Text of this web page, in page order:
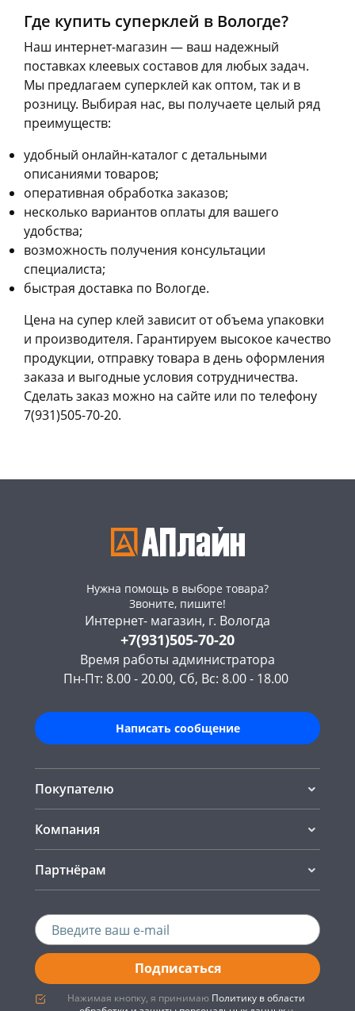
Где купить суперклей в Вологде?
Наш интернет-магазин — ваш надежный
поставках клеевых составов для любых задач.
Мы предлагаем суперклей как оптом, так и в
розницу. Выбирая нас, вы получаете целый ряд
преимуществ:
удобный онлайн‑каталог с детальными
описаниями товаров;
оперативная обработка заказов;
несколько вариантов оплаты для вашего
удобства;
возможность получения консультации
специалиста;
быстрая доставка по Вологде.
Цена на супер клей зависит от объема упаковки
и производителя. Гарантируем высокое качество
продукции, отправку товара в день оформления
заказа и выгодные условия сотрудничества.
Сделать заказ можно на сайте или по телефону
7(931)505-70-20.
Нужна помощь в выборе товара?
Звоните, пишите!
Интернет- магазин, г. Вологда
+7(931)505-70-20
Время работы администратора
Пн-Пт: 8.00 - 20.00, Сб, Вс: 8.00 - 18.00
Написать сообщение
Покупателю
Компания
Партнёрам
Подписаться
Нажимая кнопку, я принимаю Политику в области